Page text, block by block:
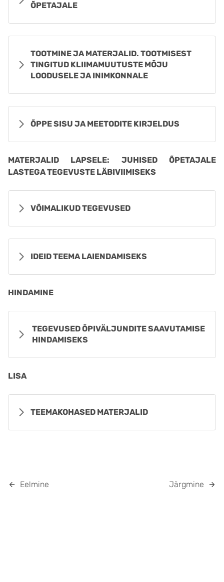
ÕPETAJALE
TOOTMINE JA MATERJALID. TOOTMISEST
TINGITUD KLIIMAMUUTUSTE MÕJU
LOODUSELE JA INIMKONNALE
ÕPPE SISU JA MEETODITE KIRJELDUS
MATERJALID LAPSELE: JUHISED ÕPETAJALE
LASTEGA TEGEVUSTE LÄBIVIIMISEKS
VÕIMALIKUD TEGEVUSED
IDEID TEEMA LAIENDAMISEKS
HINDAMINE
TEGEVUSED ÕPIVÄLJUNDITE SAAVUTAMISE
HINDAMISEKS
LISA
TEEMAKOHASED MATERJALID
Eelmine Järgmine